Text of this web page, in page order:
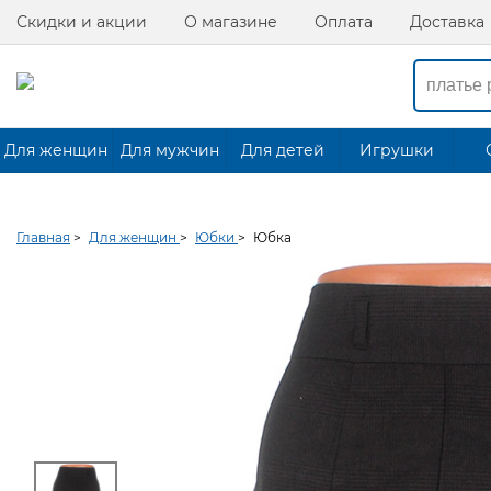
Скидки и акции О магазине Оплата Доставка
Для женщин Для мужчин Для детей Игрушки
Главная > Для женщин > Юбки > Юбка